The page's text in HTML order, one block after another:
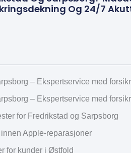
Og 24/7
– Ekspertservice med
– Ekspertservice med
for Fredrikstad og Sarpsborg
Apple-reparasjoner
for kunder i Østfold